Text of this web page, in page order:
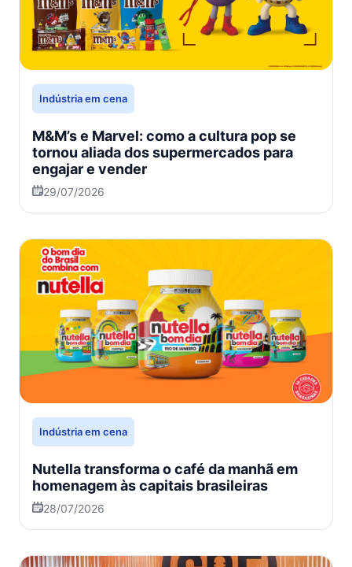
Indústria em cena
M&M’s e Marvel: como a cultura pop se
tornou aliada dos supermercados para
engajar e vender
29/07/2026
Indústria em cena
Nutella transforma o café da manhã em
homenagem às capitais brasileiras
28/07/2026